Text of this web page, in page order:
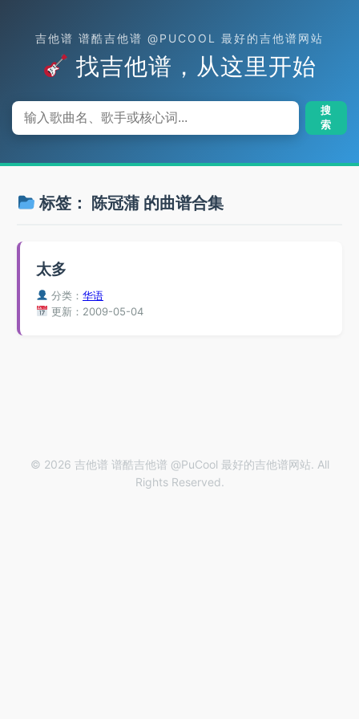
吉他谱 谱酷吉他谱 @PUCOOL 最好的吉他谱网站
找吉他谱，从这里开始
搜
索
标签： 陈冠蒲的曲谱合集
太多
分类：华语
更新：2009-05-04
© 2026 吉他谱 谱酷吉他谱 @PuCool 最好的吉他谱网站. All
Rights Reserved.